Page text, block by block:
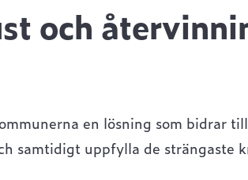
och
en lösning som bidrar
samtidigt uppfylla de strängaste